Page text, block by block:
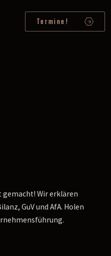
Termine!
Wir erklären
GuV und AfA. Holen